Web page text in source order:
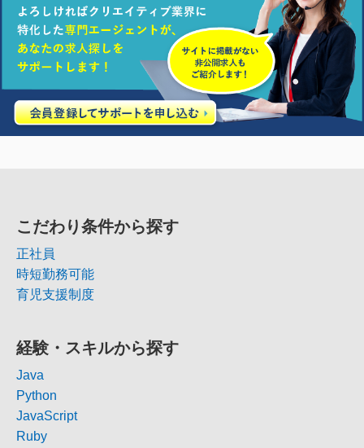
こだわり条件から探す
正社員
時短勤務可能
育児支援制度
経験・スキルから探す
Java
Python
JavaScript
Ruby